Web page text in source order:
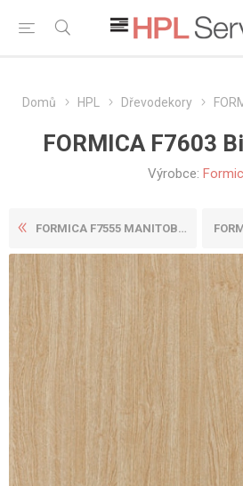
Domů HPL Dřevodekory
FORMICA F7603
Výrobce:
FORMICA F7555 MANITOBA MAPL...